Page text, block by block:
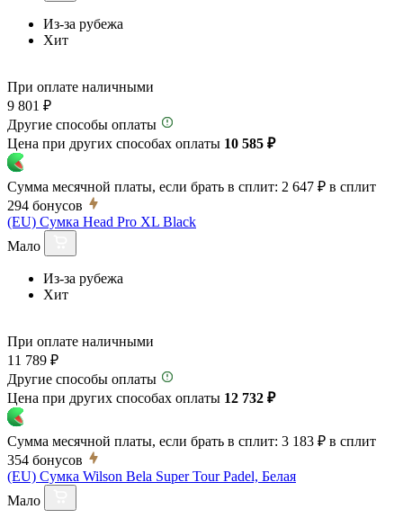
Из-за рубежа
Хит
При оплате наличными
9 801 ₽
Другие способы оплаты
Цена при других способах оплаты 10 585 ₽
Сумма месячной платы, если брать в сплит: 2 647 ₽ в сплит
294 бонусов
(EU) Сумка Head Pro XL Black
Мало
Из-за рубежа
Хит
При оплате наличными
11 789 ₽
Другие способы оплаты
Цена при других способах оплаты 12 732 ₽
Сумма месячной платы, если брать в сплит: 3 183 ₽ в сплит
354 бонусов
(EU) Сумка Wilson Bela Super Tour Padel, Белая
Мало